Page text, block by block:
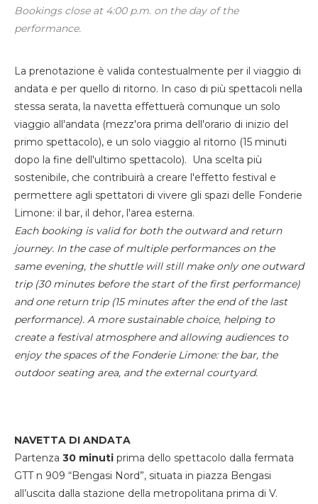
Bookings close at 4:00 p.m. on the day of the
performance.
La prenotazione è valida contestualmente per il viaggio di
andata e per quello di ritorno. In caso di più spettacoli nella
stessa serata, la navetta effettuerà comunque un solo
viaggio all'andata (mezz'ora prima dell'orario di inizio del
primo spettacolo), e un solo viaggio al ritorno (15 minuti
dopo la fine dell'ultimo spettacolo). Una scelta più
sostenibile, che contribuirà a creare l'effetto festival e
permettere agli spettatori di vivere gli spazi delle Fonderie
Limone: il bar, il dehor, l'area esterna.
Each booking is valid for both the outward and return
journey. In the case of multiple performances on the
same evening, the shuttle will still make only one outward
trip (30 minutes before the start of the first performance)
and one return trip (15 minutes after the end of the last
performance). A more sustainable choice, helping to
create a festival atmosphere and allowing audiences to
enjoy the spaces of the Fonderie Limone: the bar, the
outdoor seating area, and the external courtyard.
NAVETTA DI ANDATA
Partenza 30 minuti prima dello spettacolo dalla fermata
GTT n 909 “Bengasi Nord”, situata in piazza Bengasi
all’uscita dalla stazione della metropolitana prima di V.